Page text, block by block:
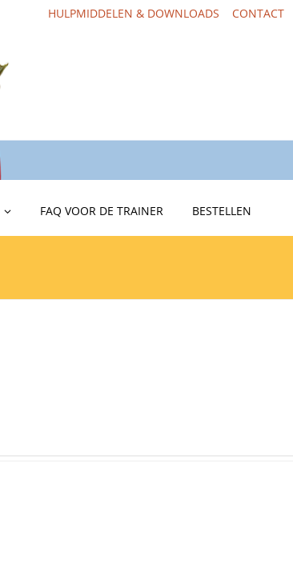
HULPMIDDELEN & DOWNLOADS CONTACT
FAQ VOOR DE TRAINER BESTELLEN